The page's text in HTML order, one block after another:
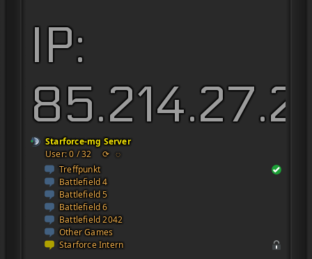
IP:
Starforce-mg Server
User: 0 / 32
⟳ ◌
Treffpunkt
Battlefield 4
Battlefield 5
Battlefield 6
Battlefield 2042
Other Games
Starforce Intern